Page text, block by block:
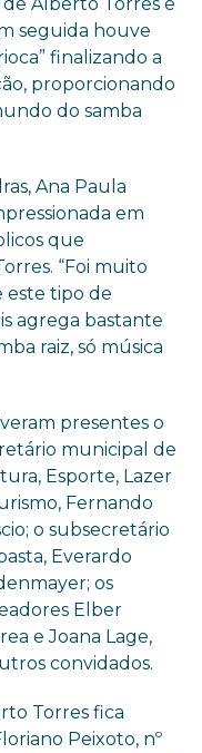
seguida houve
finalizando a
proporcionando
do samba
Ana Paula
em
que
“Foi muito
este tipo de
agrega bastante
raiz, só música
presentes o
municipal de
Esporte, Lazer
Fernando
o subsecretário
Everardo
os
Elber
e Joana Lage,
convidados.
Torres fica
Peixoto, nº